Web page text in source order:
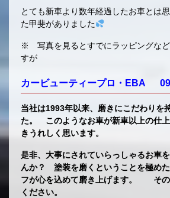
とても新車より数年経過したお車とは
た甲斐がありました
※ 写真を見るとすでにラッピングなど
すが
カービューティープロ・EBA
当社は1993年以来、磨きにこだわりを
た。 このようなお車が新車以上の仕
きうれしく思います。
是非、大事にされていらっしゃるお車
んか？ 塗装を磨くということを極め
フが心を込めて磨き上げます。 その
ください。